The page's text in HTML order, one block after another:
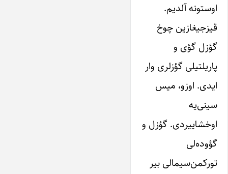
اوستونه آلدیم.
قیزجیغازین چوخ
گؤزل گؤی و
پاریلتیلی گؤزلری وار
ایدی. اوزو، میس
سینی‌یه
اوخشاییردی. گؤزل و
گؤوده‌لی
تورکمن‌سیمالی بیر